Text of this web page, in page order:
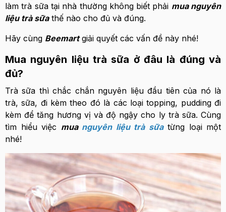
làm trà sữa tại nhà thường không biết phải mua nguyên
liệu trà sữathế nào cho đủ và đúng.
Hãy cùng Beemartgiải quyết các vấn đề này nhé!
Mua nguyên liệu trà sữa ở đâu là đúng và
đủ?
Trà sữa thì chắc chắn nguyên liệu đầu tiên của nó là
trà, sữa, đi kèm theo đó là các loại topping, pudding đi
kèm để tăng hương vị và độ ngậy cho ly trà sữa. Cùng
tìm hiểu việc muanguyên liệu trà sữatừng loại một
nhé!